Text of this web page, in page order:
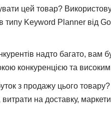
цей товар?
типу Keyword Planner від
надто багато, вам
конкуренцією та
з продажу цього
на доставку,